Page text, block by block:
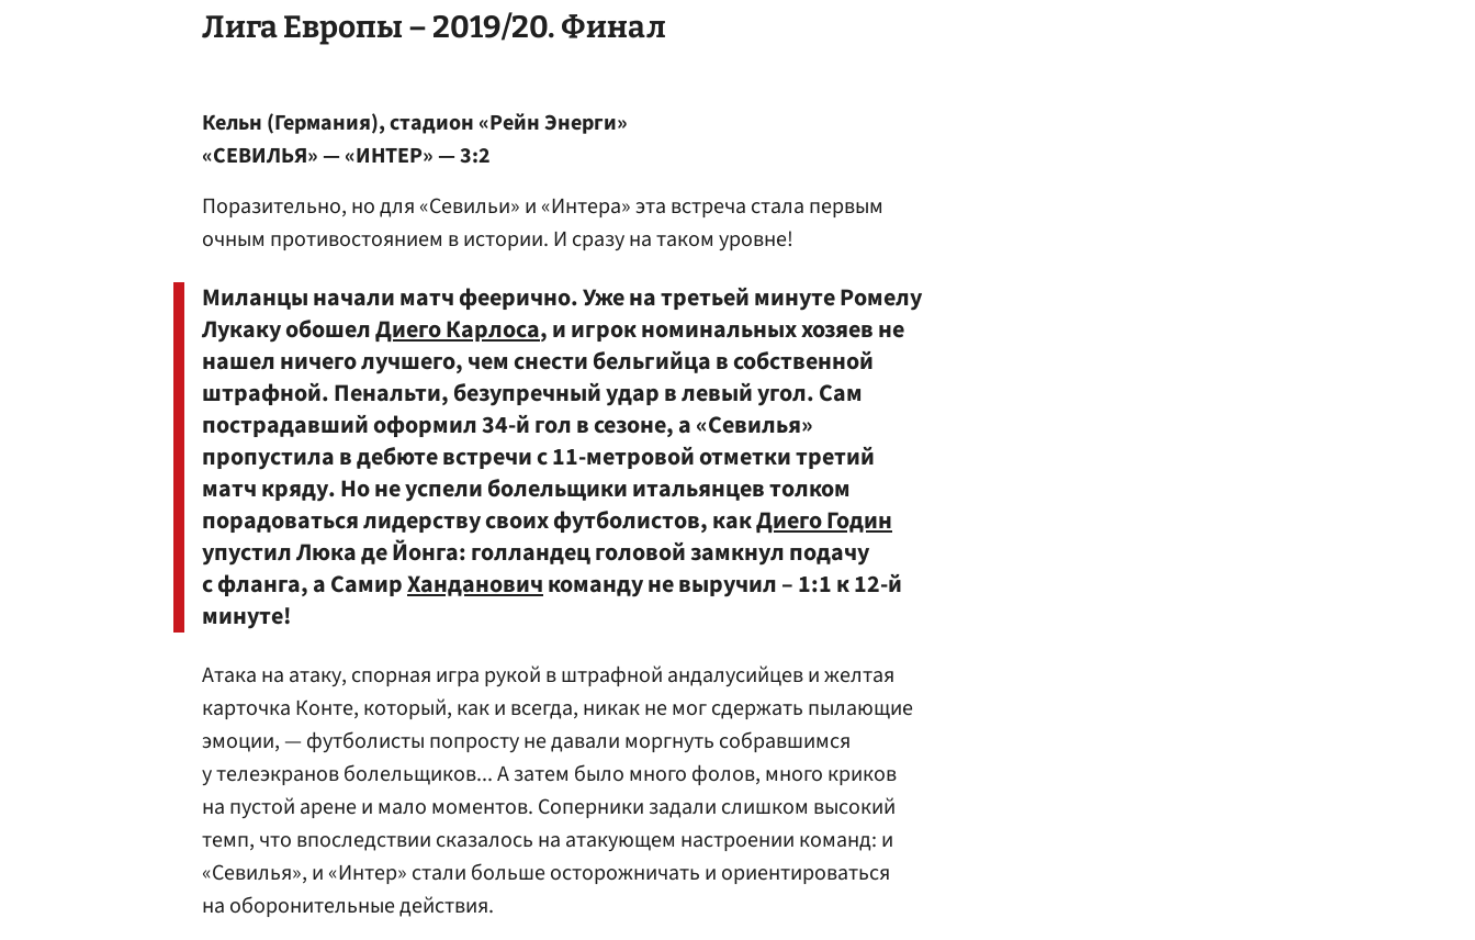
Лига Европы – 2019/20. Финал
Кельн (Германия), стадион «Рейн Энерги»
«СЕВИЛЬЯ» — «ИНТЕР» — 3:2
Поразительно, но для «Севильи» и «Интера» эта встреча стала первым
очным противостоянием в истории. И сразу на таком уровне!
Миланцы начали матч феерично. Уже на третьей минуте Ромелу
Лукаку обошелДиего Карлоса, и игрок номинальных хозяев не
нашел ничего лучшего, чем снести бельгийца в собственной
штрафной. Пенальти, безупречный удар в левый угол. Сам
пострадавший оформил 34-й гол в сезоне, а «Севилья»
пропустила в дебюте встречи с 11-метровой отметки третий
матч кряду. Но не успели болельщики итальянцев толком
порадоваться лидерству своих футболистов, какДиего Годин
упустил Люка де Йонга: голландец головой замкнул подачу
с фланга, а СамирХандановичкоманду не выручил – 1:1 к 12-й
минуте!
Атака на атаку, спорная игра рукой в штрафной андалусийцев и желтая
карточка Конте, который, как и всегда, никак не мог сдержать пылающие
эмоции, — футболисты попросту не давали моргнуть собравшимся
у телеэкранов болельщиков... А затем было много фолов, много криков
на пустой арене и мало моментов. Соперники задали слишком высокий
темп, что впоследствии сказалось на атакующем настроении команд: и
«Севилья», и «Интер» стали больше осторожничать и ориентироваться
на оборонительные действия.